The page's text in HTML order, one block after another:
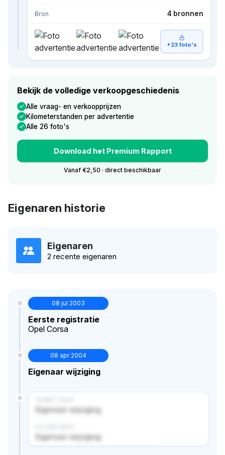
Bron 4 bronnen
+23 foto's
Bekijk de volledige verkoopgeschiedenis
Alle vraag- en verkoopprijzen
Kilometerstanden per advertentie
Alle 26 foto's
Download het Premium Rapport
Vanaf €2,50 · direct beschikbaar
Eigenaren historie
Eigenaren
2 recente eigenaren
08 jul 2003
Eerste registratie
Opel Corsa
08 apr 2004
Eigenaar wijziging
Eigenaar wijziging
Eigenaar wijziging